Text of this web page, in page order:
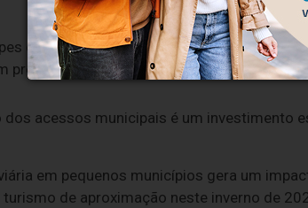
operacionais e as empreiteiras seguem o
previsão de entrega nos próximos meses.
acessos municipais é um investimento
em pequenos municípios gera um
de aproximação neste inverno de